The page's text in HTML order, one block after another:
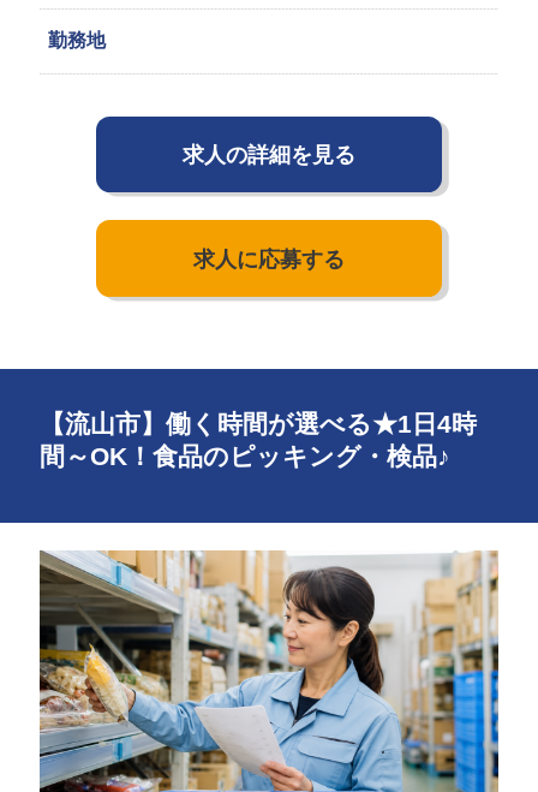
勤務地
求人の詳細を見る
求人に応募する
【流山市】働く時間が選べる★1日4時
間～OK！食品のピッキング・検品♪